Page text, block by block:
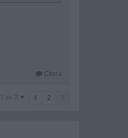
Citera
av 3 2